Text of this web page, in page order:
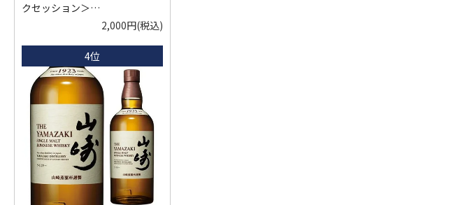
クセッション＞
8月21日(金)15:00～17:00京都開
クレジットカード決済のみ
2,000円(税込)
4位